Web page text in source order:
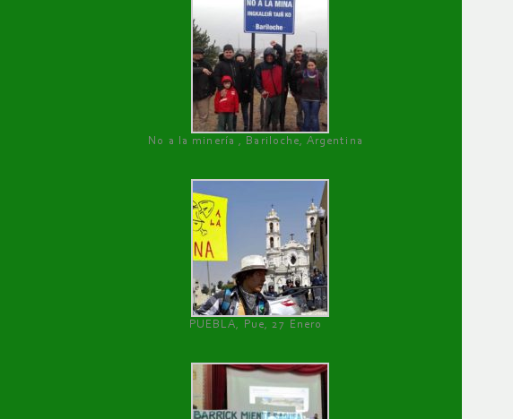
No a la minería , Bariloche, Argentina
PUEBLA, Pue, 27 Enero